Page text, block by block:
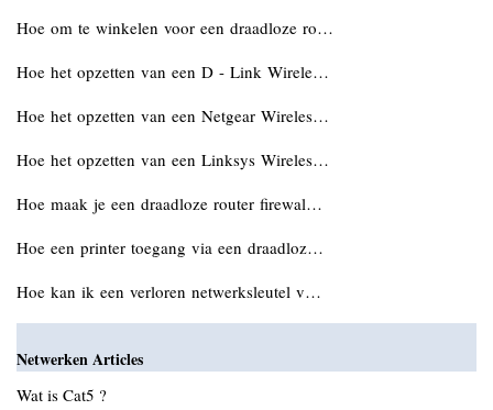
Hoe om te winkelen voor een draadloze ro…
Hoe het opzetten van een D - Link Wirele…
Hoe het opzetten van een Netgear Wireles…
Hoe het opzetten van een Linksys Wireles…
Hoe maak je een draadloze router firewal…
Hoe een printer toegang via een draadloz…
Hoe kan ik een verloren netwerksleutel v…
Netwerken Articles
Wat is Cat5 ?